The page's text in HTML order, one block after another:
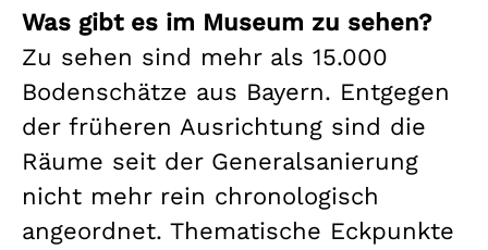
Was gibt es im Museum zu sehen?
Zu sehen sind mehr als 15.000
Bodenschätze aus Bayern. Entgegen
der früheren Ausrichtung sind die
Räume seit der Generalsanierung
nicht mehr rein chronologisch
angeordnet. Thematische Eckpunkte